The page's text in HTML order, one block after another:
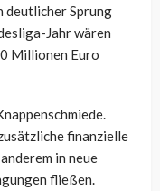
deutlicher Sprung
Jahr wären
Millionen Euro
finanzielle
in neue
fließen.